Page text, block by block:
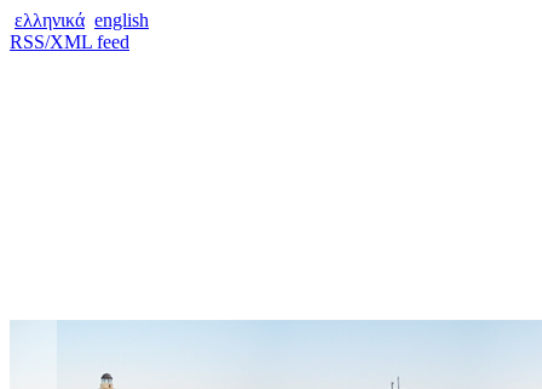
ελληνικά english
RSS/XML feed